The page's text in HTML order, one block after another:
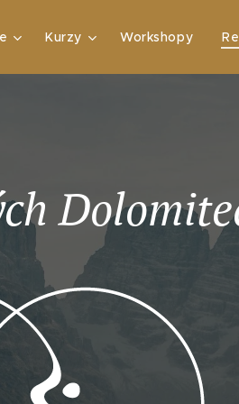
Kurzy Workshopy